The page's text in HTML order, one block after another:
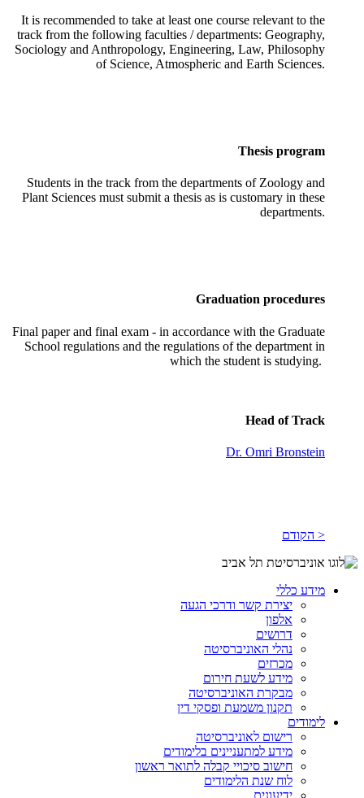
It is recommended to take at least one course relevant to the
track from the following faculties / departments: Geography,
Sociology and Anthropology, Engineering, Law, Philosophy
of Science, Atmospheric and Earth Sciences.
Thesis program
Students in the track from the departments of Zoology and
Plant Sciences must submit a thesis as is customary in these
departments.
Graduation procedures
Final paper and final exam - in accordance with the Graduate
School regulations and the regulations of the department in
which the student is studying.
Head of Track
Dr. Omri Bronstein
< הקודם
מידע כללי
יצירת קשר ודרכי הגעה
אלפון
דרושים
נהלי האוניברסיטה
מכרזים
מידע לשעת חירום
מבקרת האוניברסיטה
תקנון משמעת ופסקי דין
לימודים
רישום לאוניברסיטה
מידע למתעניינים בלימודים
חישוב סיכויי קבלה לתואר ראשון
לוח שנת הלימודים